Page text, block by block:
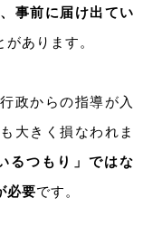
事前に届け出てい
があります。
政からの指導が入
大きく損なわれま
るつもり」ではな
必要です。